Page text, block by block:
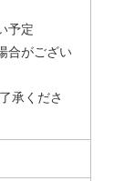
予定
合がござい
承くださ